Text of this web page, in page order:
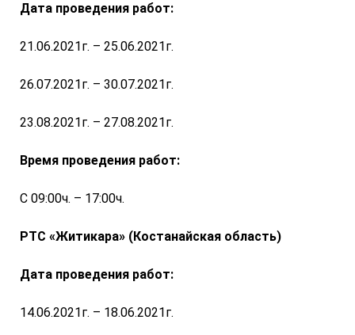
Дата проведения работ:
21.06.2021г. – 25.06.2021г.
26.07.2021г. – 30.07.2021г.
23.08.2021г. – 27.08.2021г.
Время проведения работ:
С 09:00ч. – 17:00ч.
РТС «Житикара» (Костанайская область)
Дата проведения работ:
14.06.2021г. – 18.06.2021г.